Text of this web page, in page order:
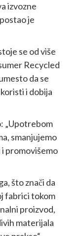
izvozne
je
se od više
Recycled
da se
i dobija
„Upotrebom
smanjujemo
promovišemo
što znači da
fabrici tokom
proizvod,
materijala